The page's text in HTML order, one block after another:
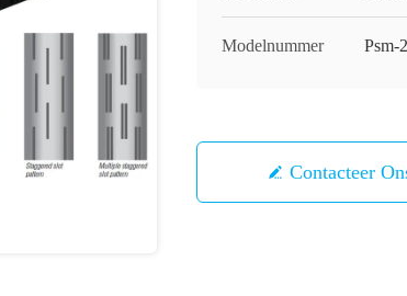
Modelnummer Psm-
Contacteer